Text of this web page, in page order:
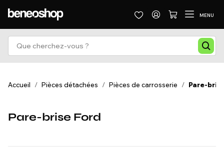
MENU
Accueil / Pièces détachées / Pièces de carrosserie / Pare-
Pare-brise Ford